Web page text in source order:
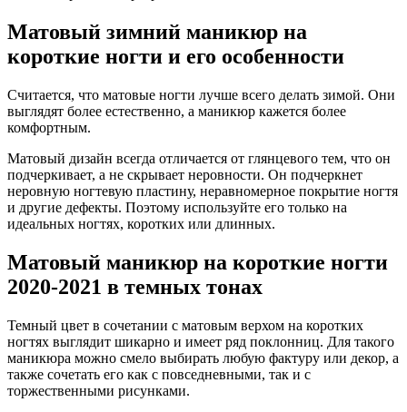
Матовый зимний маникюр на
короткие ногти и его особенности
Считается, что матовые ногти лучше всего делать зимой. Они
выглядят более естественно, а маникюр кажется более
комфортным.
Матовый дизайн всегда отличается от глянцевого тем, что он
подчеркивает, а не скрывает неровности. Он подчеркнет
неровную ногтевую пластину, неравномерное покрытие ногтя
и другие дефекты. Поэтому используйте его только на
идеальных ногтях, коротких или длинных.
Матовый маникюр на короткие ногти
2020-2021 в темных тонах
Темный цвет в сочетании с матовым верхом на коротких
ногтях выглядит шикарно и имеет ряд поклонниц. Для такого
маникюра можно смело выбирать любую фактуру или декор, а
также сочетать его как с повседневными, так и с
торжественными рисунками.